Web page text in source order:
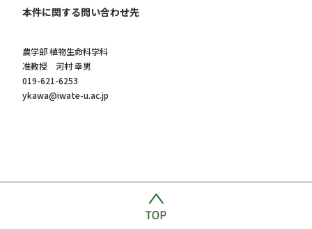
本件に関する問い合わせ先
農学部 植物生命科学科
准教授 河村 幸男
019-621-6253
ykawa@iwate-u.ac.jp